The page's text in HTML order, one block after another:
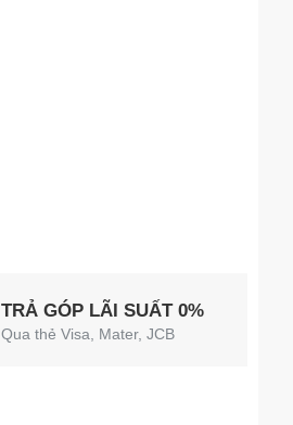
TRẢ GÓP LÃI SUẤT 0%
Qua thẻ Visa, Mater, JCB